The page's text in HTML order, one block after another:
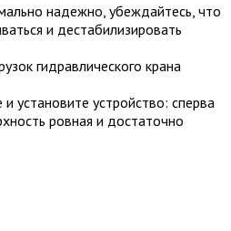
надежно, убеждайтесь, что
и дестабилизировать
гидравлического крана
установите устройство: сперва
ровная и достаточно